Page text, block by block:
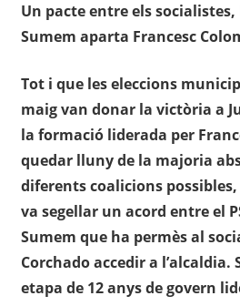
Un pacte entre els socialistes,
Sumem aparta Francesc
Tot i que les eleccions
maig van donar la victòria a
la formació liderada per
quedar lluny de la majoria
diferents coalicions
va segellar un acord entre el
Sumem que ha permès al
Corchado accedir a l’alcaldia.
etapa de 12 anys de govern